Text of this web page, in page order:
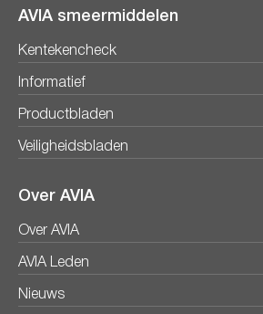
AVIA smeermiddelen
Kentekencheck
Informatief
Productbladen
Veiligheidsbladen
Over AVIA
Over AVIA
AVIA Leden
Nieuws